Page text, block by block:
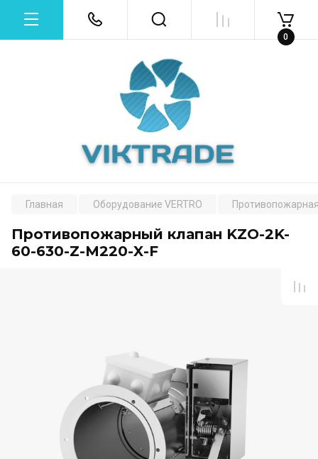
0
Главная Оборудование VERTRO
Противопожарный клапан KZO-2K-
60-630-Z-M220-X-F